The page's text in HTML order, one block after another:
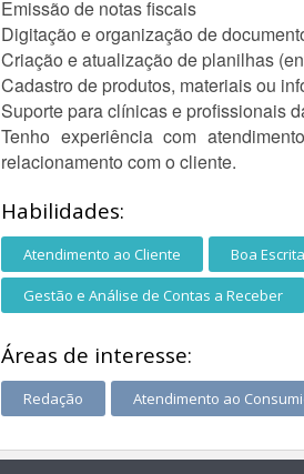
Emissão de notas fiscais
Digitação e organização de
Criação e atualização de planilhas
Cadastro de produtos, materiais ou
Suporte para clínicas e profissionais
Tenho experiência com
relacionamento com o cliente.
Habilidades:
Atendimento ao Cliente Boa Escrita
Gestão e Análise de Contas a Receber
Áreas de interesse:
Redação Atendimento ao